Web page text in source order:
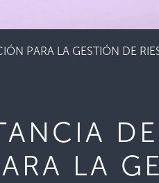
PARA LA GESTIÓN DE
LA